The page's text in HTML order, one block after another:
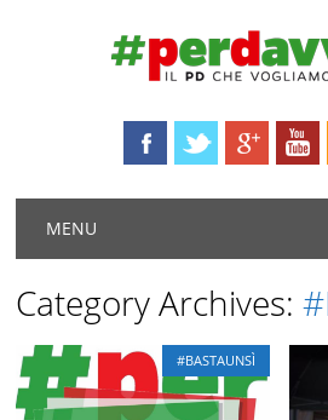
Main menu
MENU
Category Archives:
#BASTAUNSÌ